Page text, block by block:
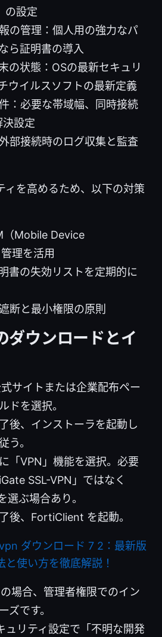
の設定
の管理：個人用の強力なパ
ら証明書の導入
の状態：OSの最新セキュリ
ウイルスソフトの最新定義
：必要な帯域幅、同時接続
設定
部接続時のログ収集と監査
ィを高めるため、以下の対策
（Mobile Device
理を活用
書の失効リストを定期的に
断と最小権限の原則
ウンロードとイ
サイトまたは企業配布ペー
ドを選択。
後、インストーラを起動し
う。
「VPN」機能を選択。必要
SSL-VPN」ではなく
選ぶ場合あり。
後、FortiClient を起動。
ダウンロード 7 2：最新版
使い方を徹底解説！
場合、管理者権限でのイン
ズです。
ュリティ設定で「不明な開発